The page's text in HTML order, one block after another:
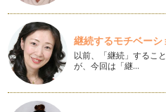
あいづちを使いこなして聞き上手
総合お話相手サービスという仕
がない方と長い時間じっくりお
「好き」なものから見えてくる自
私事ですが、先日誕生日を迎え
も昔と変わってないな、と思…
継続するモチベーシ
以前、「継続」するこ
が、今回は「継…